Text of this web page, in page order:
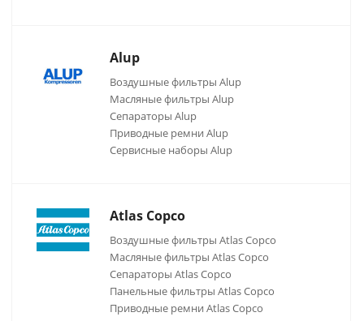
Alup
Воздушные фильтры Alup
Масляные фильтры Alup
Сепараторы Alup
Приводные ремни Alup
Сервисные наборы Alup
Atlas Copco
Воздушные фильтры Atlas Copco
Масляные фильтры Atlas Copco
Сепараторы Atlas Copco
Панельные фильтры Atlas Copco
Приводные ремни Atlas Copco